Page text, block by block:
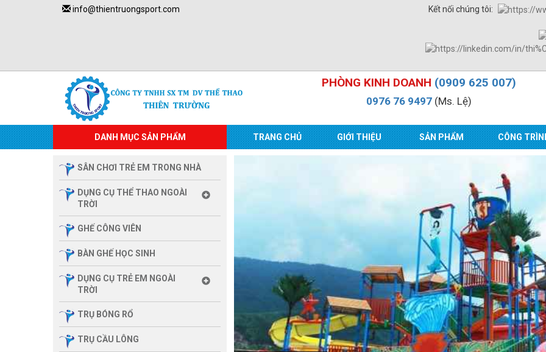
info@thientruongsport.com Kết nối chúng tôi:
PHÒNG KINH DOANH (0909 625 007)
0976 76 9497(Ms. Lệ)
DANH MỤC SẢN PHẨM TRANG CHỦ GIỚI THIỆU SẢN PHẨM CÔNG
SÂN CHƠI TRẺ EM TRONG NHÀ
DỤNG CỤ THỂ THAO NGOÀI
TRỜI
GHẾ CÔNG VIÊN
BÀN GHẾ HỌC SINH
DỤNG CỤ TRẺ EM NGOÀI
TRỜI
TRỤ BÓNG RỔ
TRỤ CẦU LÔNG